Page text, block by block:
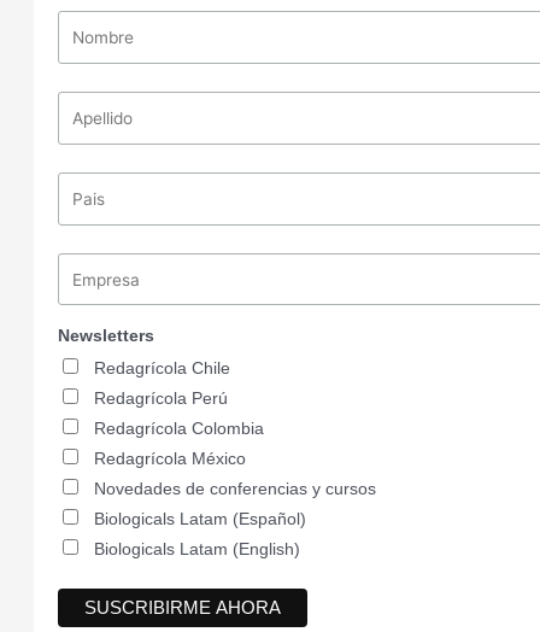
Newsletters
Redagrícola Chile
Redagrícola Perú
Redagrícola Colombia
Redagrícola México
Novedades de conferencias y cursos
Biologicals Latam (Español)
Biologicals Latam (English)